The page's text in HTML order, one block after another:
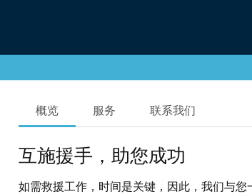
概览 服务 联系我们
互施援手，助您成功
如需救援工作，时间是关键，因此，我们与